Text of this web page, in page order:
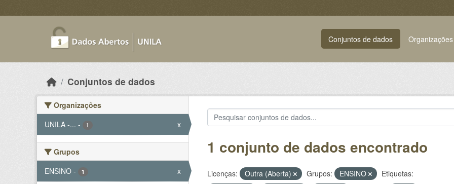
Conjuntos de dados Organizações
Conjuntos de dados
Organizações
UNILA -... - 1 x
Grupos
ENSINO - 1 x
1 conjunto de dados encontrado
Licenças: Outra (Aberta) Grupos: ENSINO
Etiquetas: